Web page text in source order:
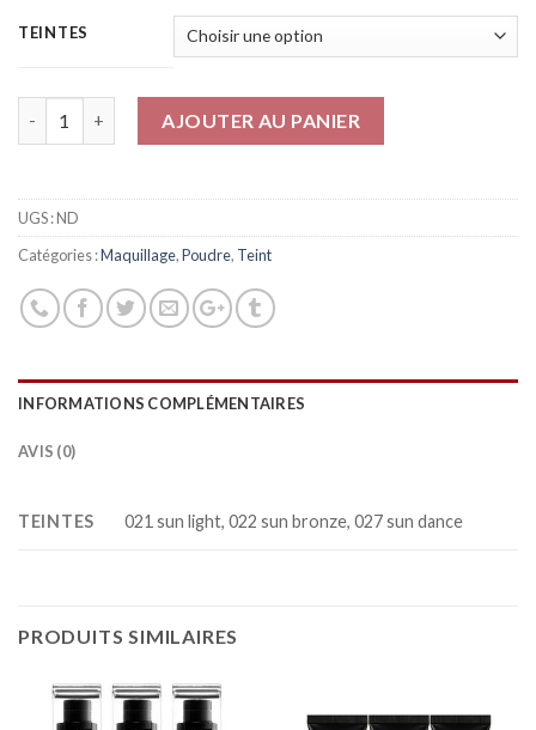
TEINTES
AJOUTER AU PANIER
UGS :ND
Catégories :Maquillage,Poudre, Teint
INFORMATIONS COMPLÉMENTAIRES
AVIS (0)
TEINTES 021 sun light, 022 sun bronze, 027 sun dance
PRODUITS SIMILAIRES